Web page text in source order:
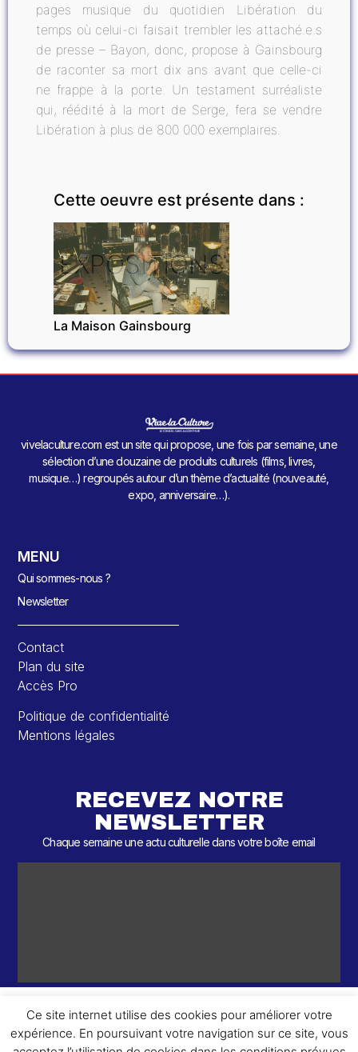
pages musique du quotidien Libération du
temps où celui-ci faisait trembler les attaché.e.s
de presse – Bayon, donc, propose à Gainsbourg
de raconter sa mort dix ans avant que celle-ci
ne frappe à la porte. Un testament surréaliste
qui, réédité à la mort de Serge, fera se vendre
Libération à plus de 800 000 exemplaires.
Cette oeuvre est présente dans :
EXPOSITIONS
La Maison Gainsbourg
vivelaculture.com est un site qui propose, une fois par semaine, une
sélection d’une douzaine de produits culturels (films, livres,
musique…) regroupés autour d’un thème d’actualité (nouveauté,
expo, anniversaire…).
MENU
Qui sommes-nous ?
Newsletter
Contact
Plan du site
Accès Pro
Politique de confidentialité
Mentions légales
RECEVEZ NOTRE
NEWSLETTER
Chaque semaine une actu culturelle dans votre boîte email
© 2026 – 2 ème Round – Tous droits réservés.
Ce site internet utilise des cookies pour améliorer votre
expérience. En poursuivant votre navigation sur ce site, vous